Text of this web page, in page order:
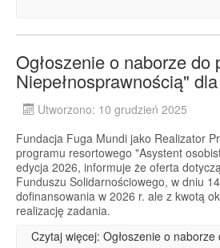
Ogłoszenie o naborze
Niepełnosprawnością"
Utworzono: 10 grudzień 2025
Fundacja Fuga Mundi jako Realizator
programu resortowego "Asystent
edycja 2026, informuje że oferta
Funduszu Solidarnościowego, w dniu
dofinansowania w 2026 r. ale z kwotą
realizację zadania.
Czytaj więcej: Ogłoszenie o